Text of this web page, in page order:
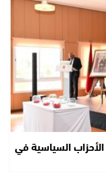
الأحزاب السياسية في